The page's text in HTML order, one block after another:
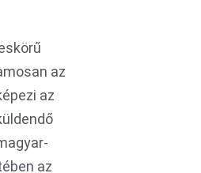
az
az
az